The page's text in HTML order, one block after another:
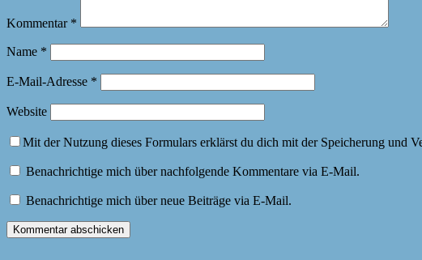
Kommentar *
Name *
E-Mail-Adresse *
Website
Mit der Nutzung dieses Formulars erklärst du dich mit der Speicherung und
Benachrichtige mich über nachfolgende Kommentare via E-Mail.
Benachrichtige mich über neue Beiträge via E-Mail.